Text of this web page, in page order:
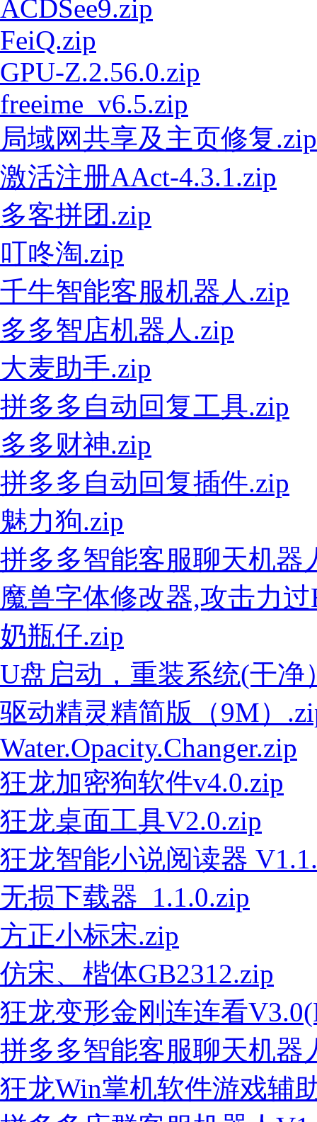
ACDSee9.zip
FeiQ.zip
GPU-Z.2.56.0.zip
freeime_v6.5.zip
局域网共享及主页修复.zip
激活注册AAct-4.3.1.zip
多客拼团.zip
叮咚淘.zip
千牛智能客服机器人.zip
多多智店机器人.zip
大麦助手.zip
拼多多自动回复工具.zip
多多财神.zip
拼多多自动回复插件.zip
魅力狗.zip
拼多多智能客服聊天机器
魔兽字体修改器,攻击力
奶瓶仔.zip
U盘启动，重装系统(干净
驱动精灵精简版（9M）
Water.Opacity.Changer.zip
狂龙加密狗软件v4.0.zip
狂龙桌面工具V2.0.zip
狂龙智能小说阅读器
无损下载器_1.1.0.zip
方正小标宋.zip
仿宋、楷体GB2312.zip
狂龙变形金刚连连看
拼多多智能客服聊天机器
狂龙Win掌机软件游戏辅